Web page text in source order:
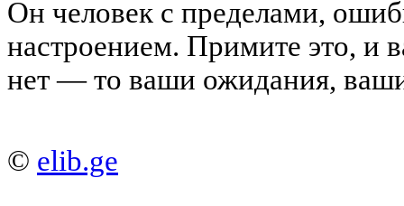
Он человек с пределами,
настроением. Примите это, и
нет — то ваши ожидания,
© elib.ge